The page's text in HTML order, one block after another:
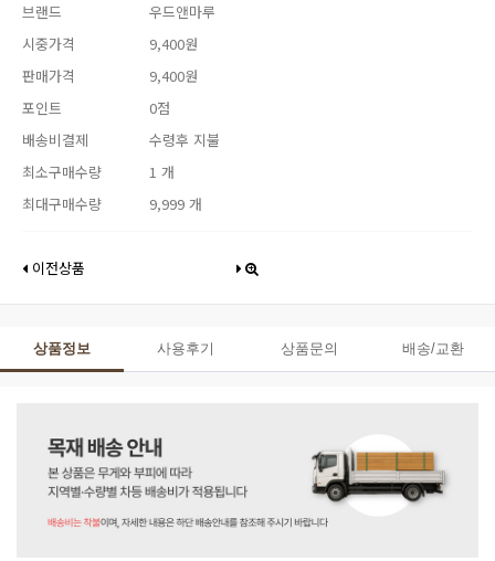
브랜드
우드앤마루
시중가격
9,400원
판매가격
9,400원
포인트
0점
배송비결제
수령후 지불
최소구매수량
1 개
최대구매수량
9,999 개
이전상품
상품정보 사용후기 상품문의 배송/교환